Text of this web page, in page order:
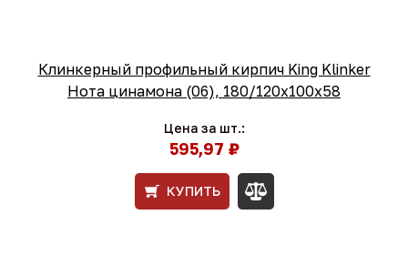
Клинкерный профильный кирпич King Klinker
Нота цинамона (06), 180/120x100x58
Цена за шт.:
595,97 ₽
КУПИТЬ